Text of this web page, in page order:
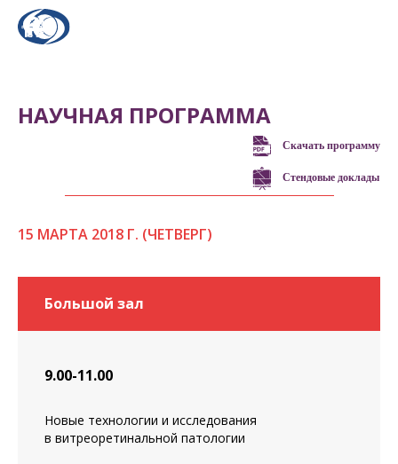
НАУЧНАЯ ПРОГРАММА
Скачать программу
Стендовые доклады
15 МАРТА 2018 Г. (ЧЕТВЕРГ)
Большой зал
9.00-11.00
Новые технологии и исследования
в витреоретинальной патологии